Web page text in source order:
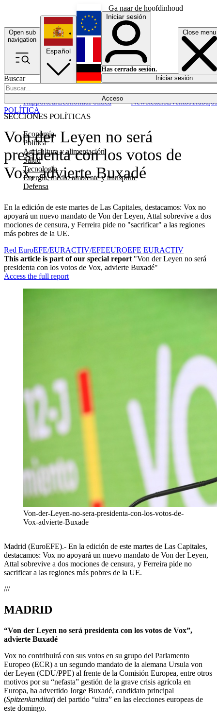
Ga naar de hoofdinhoud
Open sub
navigation
Close menu
Buscar
Acceso
SECCIONES POLÍTICAS
Economía
Política
Agricultura y alimentación
Salud
Tecnología
Energía, medio ambiente y transporte
Defensa
RapporteurEconomíaPolítica NewslettersEventosTrabajos
Español
English
Français
Iniciar sesión
Has cerrado sesión.
Iniciar sesión
Von der Leyen no será
presidenta con los votos de
Vox, advierte Buxadé
En la edición de este martes de Las Capitales, destacamos: Vox no
apoyará un nuevo mandato de Von der Leyen, Attal sobrevive a dos
mociones de censura, y Ferreira pide no "sacrificar" a las regiones
más pobres de la UE.
POLÍTICA
Red EuroEFE/EURACTIV/EFEEUROEFE EURACTIV
This article is part of our special report "Von der Leyen no será
presidenta con los votos de Vox, advierte Buxadé"
Access the full report
Von-der-Leyen-no-sera-presidenta-con-los-votos-de-
Vox-advierte-Buxade
Madrid (EuroEFE).- En la edición de este martes de Las Capitales,
destacamos: Vox no apoyará un nuevo mandato de Von der Leyen,
Attal sobrevive a dos mociones de censura, y Ferreira pide no
sacrificar a las regiones más pobres de la UE.
///
MADRID
“Von der Leyen no será presidenta con los votos de Vox”,
advierte Buxadé
Vox no contribuirá con sus votos en su grupo del Parlamento
Europeo (ECR) a un segundo mandato de la alemana Ursula von
der Leyen (CDU/PPE) al frente de la Comisión Europea, entre otros
motivos por su “nefasta” gestión de la grave crisis agrícola en
Europa, ha advertido Jorge Buxadé, candidato principal
(Spitzenkanditat) del partido “ultra” en las elecciones europeas de
este domingo.